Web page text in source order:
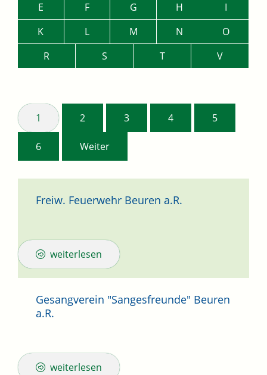
E
F G H
I
K
L M N
O
R
S T V
1 2 3 4 5
6 Weiter
Freiw. Feuerwehr Beuren a.R.
weiterlesen
Gesangverein "Sangesfreunde" Beuren
a.R.
weiterlesen